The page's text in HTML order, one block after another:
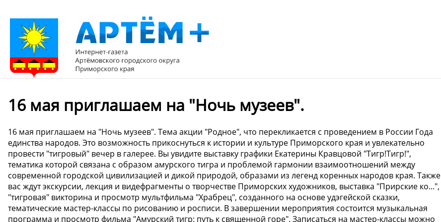
16 мая приглашаем на "Ночь музеев".
16 мая приглашаем на "Ночь музеев". Тема акции "Родное", что перекликается с проведением в России Года
единства народов. Это возможность прикоснуться к истории и культуре Приморского края и увлекательно
провести "тигровый" вечер в галерее. Вы увидите выставку графики Екатерины Кравцовой "Тигр!Тигр!",
тематика которой связана с образом амурского тигра и проблемой гармонии взаимоотношений между
современной городской цивилизацией и дикой природой, образами из легенд коренных народов края. Также
вас ждут экскурсии, лекция и видефрагменты о творчестве Приморских художников, выставка "Прирские ко...",
"тигровая" викторина и просмотр мультфильма "Храбрец", созданного на основе удэгейской сказки,
тематические мастер-классы по рисованию и росписи. В завершении мероприятия состоится музыкальная
программа и просмотр фильма "Амурский тигр: путь к священной горе". Записаться на мастер-классы можно